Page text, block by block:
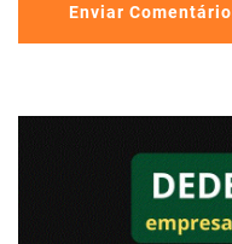
Enviar Comentário